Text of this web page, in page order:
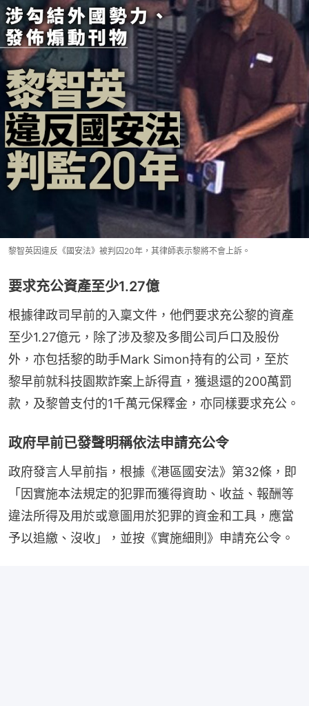
黎智英因違反《國安法》被判囚20年，其律師表示黎將不會上訴。
要求充公資產至少1.27億
根據律政司早前的入稟文件，他們要求充公黎的資產
至少1.27億元，除了涉及黎及多間公司戶口及股份
外，亦包括黎的助手Mark Simon持有的公司，至於
黎早前就科技園欺詐案上訴得直，獲退還的200萬罰
款，及黎曾支付的1千萬元保釋金，亦同樣要求充公。
政府早前已發聲明稱依法申請充公令
政府發言人早前指，根據《港區國安法》第32條，即
「因實施本法規定的犯罪而獲得資助、收益、報酬等
違法所得及用於或意圖用於犯罪的資金和工具，應當
予以追繳、沒收」，並按《實施細則》申請充公令。